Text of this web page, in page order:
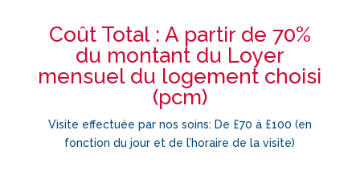
Coût Total : A partir de 70%
du montant du Loyer
mensuel du logement choisi
(pcm)
Visite effectuée par nos soins: De £70 à £100 (en
fonction du jour et de l’horaire de la visite)